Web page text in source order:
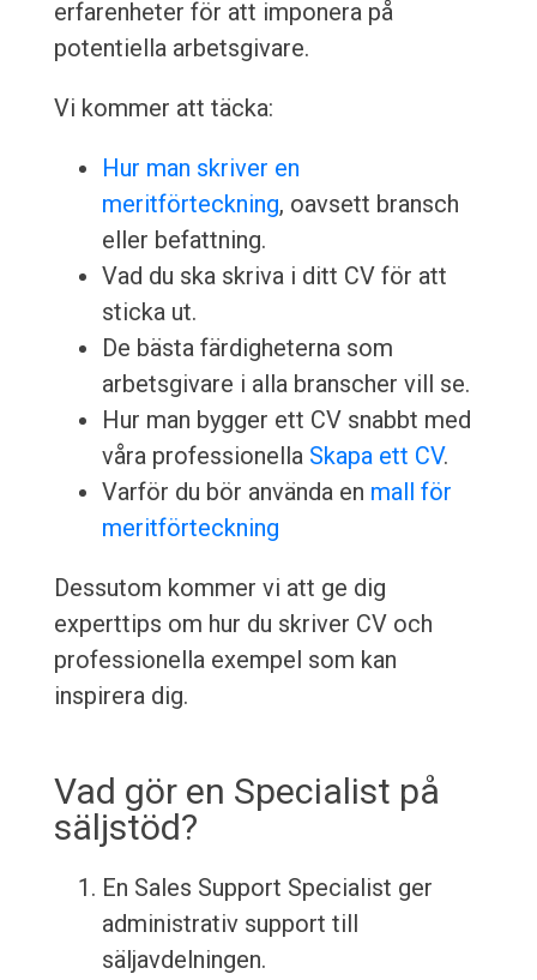
erfarenheter för att imponera på
potentiella arbetsgivare.
Vi kommer att täcka:
Hur man skriver en
meritförteckning, oavsett bransch
eller befattning.
Vad du ska skriva i ditt CV för att
sticka ut.
De bästa färdigheterna som
arbetsgivare i alla branscher vill se.
Hur man bygger ett CV snabbt med
våra professionella Skapa ett CV.
Varför du bör använda en mall för
meritförteckning
Dessutom kommer vi att ge dig
experttips om hur du skriver CV och
professionella exempel som kan
inspirera dig.
Vad gör en Specialist på
säljstöd?
En Sales Support Specialist ger
administrativ support till
säljavdelningen.